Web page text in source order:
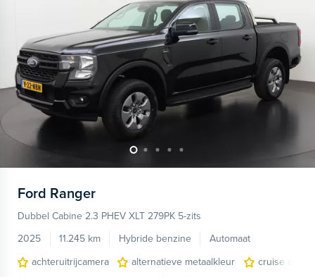
Ford Ranger
Dubbel Cabine 2.3 PHEV XLT 279PK 5-zits
2025
11.245 km Hybride benzine
Automaat
achteruitrijcamera
alternatieve metaalkleur
cruise